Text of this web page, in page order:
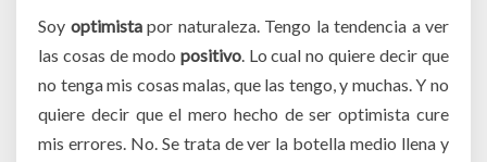
Soy optimistapor naturaleza. Tengo la tendencia a ver
las cosas de modo positivo. Lo cual no quiere decir que
no tenga mis cosas malas, que las tengo, y muchas. Y no
quiere decir que el mero hecho de ser optimista cure
mis errores. No. Se trata de ver la botella medio llena y